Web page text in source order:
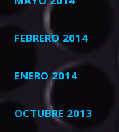
FEBRERO 2014
ENERO 2014
OCTUBRE 2013